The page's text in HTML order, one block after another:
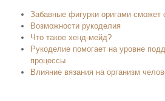
Забавные фигурки оригами сможет
Возможности рукоделия
Что такое хенд-мейд?
Рукоделие помогает на уровне
процессы
Влияние вязания на организм